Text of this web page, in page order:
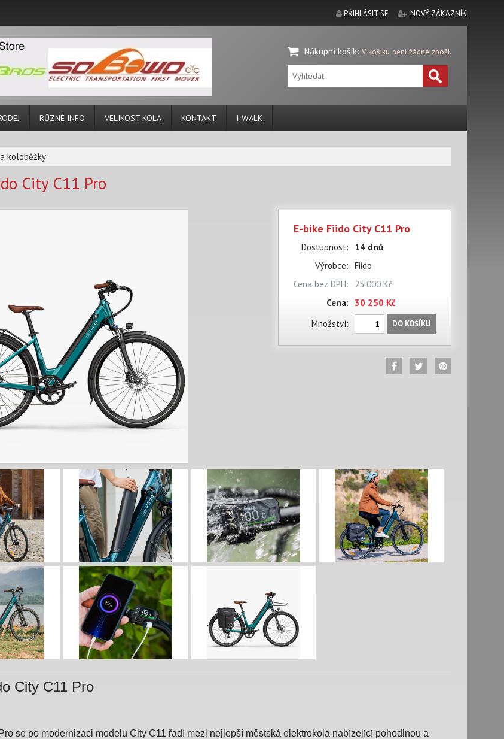
PŘIHLÁSIT SE NOVÝ ZÁKAZNÍK
Nákupní košík: V košíku není žádné zboží.
RŮZNÉ INFO VELIKOST KOLA KONTAKT I-WALK
koloběžky
City C11 Pro
E-bike Fiido City C11 Pro
Dostupnost:
14 dnů
Výrobce: Fiido
Cena bez DPH:
25 000 Kč
Cena:
30 250 Kč
Množství:
DO KOŠÍKU
City C11 Pro
se po modernizaci modelu City C11 řadí mezi nejlepší městská elektrokola nabízející pohodlnou a